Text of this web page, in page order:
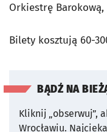
Orkiestrę Barokową,
Bilety kosztują 60-
BĄDŹ NA
Kliknij „obserwuj”,
Wrocławiu.